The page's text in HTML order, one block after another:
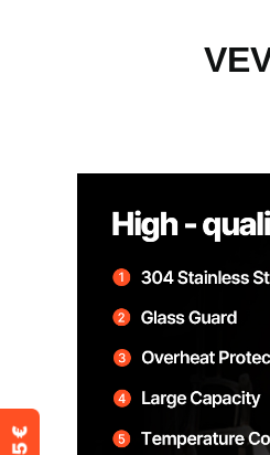
Nettogewicht
Produktabmessungen